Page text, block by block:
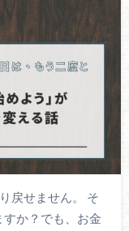
戻せません。 そ
か？でも、お金